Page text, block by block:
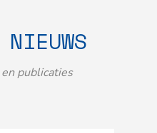
publicaties